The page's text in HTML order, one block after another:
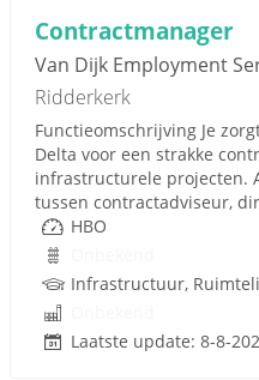
Contractmanager
Van Dijk Employment
Ridderkerk
Functieomschrijving Je
Delta voor een strakke
infrastructurele projecten.
tussen contractadviseur,
HBO
Infrastructuur,
Laatste update: 8-8-